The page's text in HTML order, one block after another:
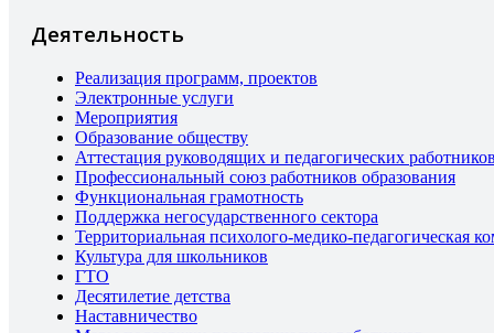
Деятельность
Реализация программ, проектов
Электронные услуги
Мероприятия
Образование обществу
Аттестация руководящих и педагогических работников
Профессиональный союз работников образования
Функциональная грамотность
Поддержка негосударственного сектора
Территориальная психолого-медико-педагогическая
Культура для школьников
ГТО
Десятилетие детства
Наставничество